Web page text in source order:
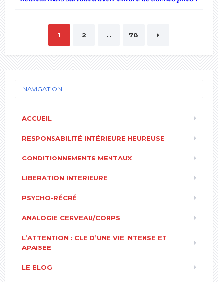
Pagination
publications
1 2 … 78
NAVIGATION
ACCUEIL
RESPONSABILITÉ INTÉRIEURE HEUREUSE
CONDITIONNEMENTS MENTAUX
LIBERATION INTERIEURE
PSYCHO-RÉCRÉ
ANALOGIE CERVEAU/CORPS
L’ATTENTION : CLE D’UNE VIE INTENSE ET
APAISEE
LE BLOG